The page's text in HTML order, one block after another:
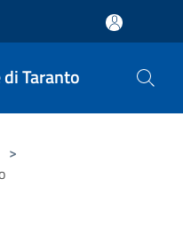
Taranto
>